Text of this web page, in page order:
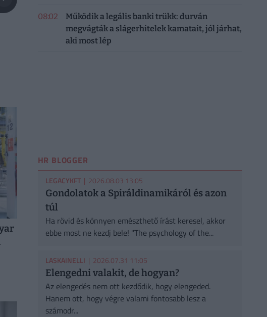
08:02
Működik a legális banki trükk: durván
megvágták a slágerhitelek kamatait, jól járhat,
aki most lép
HR BLOGGER
LEGACYKFT| 2026.08.03 13:05
Gondolatok a Spiráldinamikáról és azon
túl
Ha rövid és könnyen emészthető írást keresel, akkor
ebbe most ne kezdj bele! "The psychology of the...
LASKAINELLI | 2026.07.31 11:05
Elengedni valakit, de hogyan?
Az elengedés nem ott kezdődik, hogy elengeded.
Hanem ott, hogy végre valami fontosabb lesz a
számodr...